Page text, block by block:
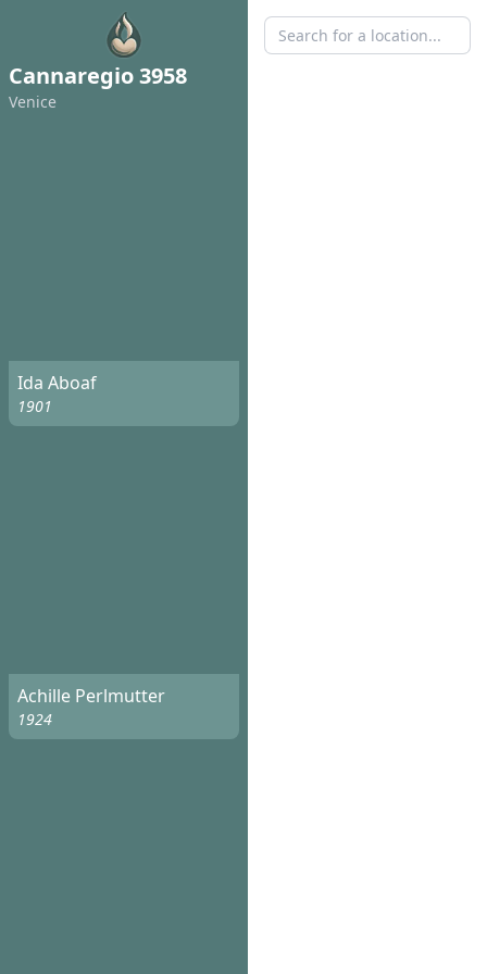
Cannaregio 3958
Venice
Ida Aboaf
1901
Achille Perlmutter
1924